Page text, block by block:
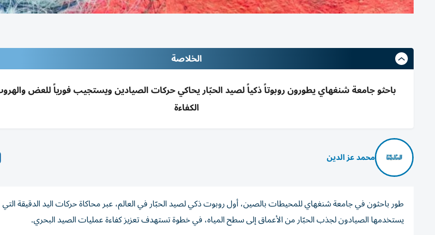
الخلاصة
باحثو جامعة شنغهاي يطورون روبوتاً ذكياً لصيد الحبّار يحاكي حركات الصيادين ويستجيب فورياً للعض
الكفاءة
محمد عز الدين
طور باحثون في جامعة شنغهاي للمحيطات بالصين، أول روبوت ذكي لصيد الحبّار في العالم، عبر محاكاة حركات اليد الدقيقة التي
يستخدمها الصيادون لجذب الحبّار من الأعماق إلى سطح المياه، في خطوة تستهدف تعزيز كفاءة عمليات الصيد البحري.